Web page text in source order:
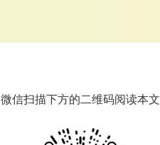
微信扫描下方的二维码阅读本文